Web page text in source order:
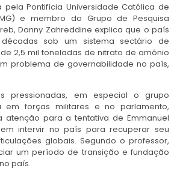
pela Pontifícia Universidade Católica de
e membro do Grupo de Pesquisa
Danny Zahreddine explica que o país
sob um sistema sectário de
2,5 mil toneladas de nitrato de amônio
problema de governabilidade no país,
pressionadas, em especial o grupo
em forças militares e no parlamento,
atenção para a tentativa de Emmanuel
intervir no país para recuperar seu
globais. Segundo o professor,
um período de transição e fundação
país.